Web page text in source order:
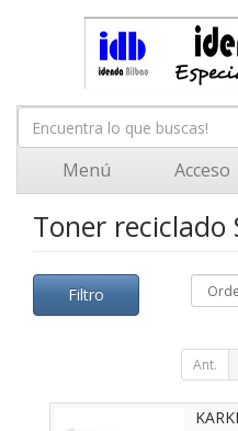
Menú Acceso
Toner reciclado
Filtro
Ant.